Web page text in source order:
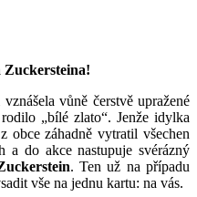
Zuckersteina!
vůně čerstvě upražené
„bílé zlato“. Jenže idylka
záhadně vytratil všechen
do akce nastupuje svérázný
. Ten už na případu
vše na jednu kartu: na vás.